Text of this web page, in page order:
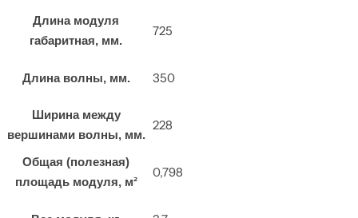
Длина модуля
габаритная, мм.
725
Длина волны, мм. 350
Ширина между
вершинами волны, мм.
228
Общая (полезная)
площадь модуля, м²
0,798